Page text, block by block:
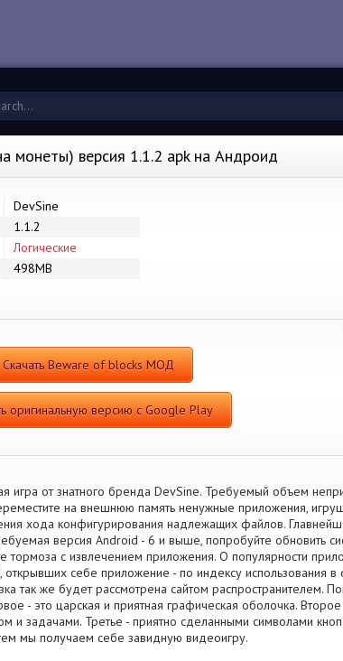
монеты) версия 1.1.2 apk на Андроид
DevSine
1.1.2
Логические
498MB
Скачать Beware of blocks МОД
оригинальную версию с Google Play
игра от знатного бренда DevSine. Требуемый объем
на внешнюю память ненужные приложения,
хода конфигурирования надлежащих файлов.
версия Android - 6 и выше, попробуйте обновить
тормоза с извлечением приложения. О популярности
себе приложение - по индексу использования в
так же будет рассмотрена сайтом распространителем.
- это царская и приятная графическая оболочка. Второе
и задачами. Третье - приятно сделанными символами
мы получаем себе завидную видеоигру.